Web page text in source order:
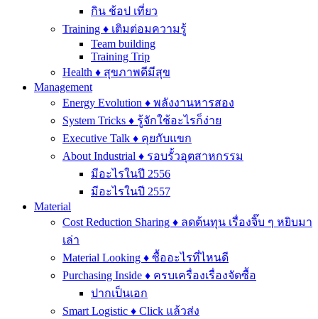
กิน ช้อป เที่ยว
Training ♦ เติมต่อมความรู้
Team building
Training Trip
Health ♦ สุขภาพดีมีสุข
Management
Energy Evolution ♦ พลังงานหารสอง
System Tricks ♦ รู้จักใช้อะไรก็ง่าย
Executive Talk ♦ คุยกับแขก
About Industrial ♦ รอบรั้วอุตสาหกรรม
มีอะไรในปี 2556
มีอะไรในปี 2557
Material
Cost Reduction Sharing ♦ ลดต้นทุน เรื่องจิ๊บ ๆ หยิบมา
เล่า
Material Looking ♦ ซื้ออะไรที่ไหนดี
Purchasing Inside ♦ ครบเครื่องเรื่องจัดซื้อ
ปากเป็นเอก
Smart Logistic ♦ Click แล้วส่ง